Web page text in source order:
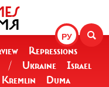
РУ
Repressions
/ Ukraine
Israel
Kremlin Duma